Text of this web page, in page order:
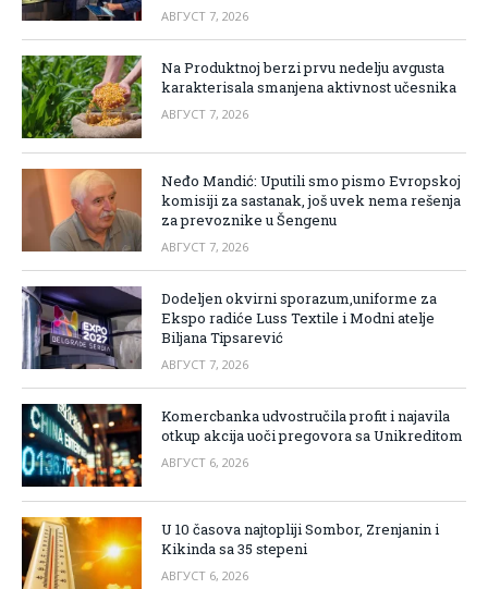
АВГУСТ 7, 2026
Na Produktnoj berzi prvu nedelju avgusta
karakterisala smanjena aktivnost učesnika
АВГУСТ 7, 2026
Neđo Mandić: Uputili smo pismo Evropskoj
komisiji za sastanak, još uvek nema rešenja
za prevoznike u Šengenu
АВГУСТ 7, 2026
Dodeljen okvirni sporazum,uniforme za
Ekspo radiće Luss Textile i Modni atelje
Biljana Tipsarević
АВГУСТ 7, 2026
Komercbanka udvostručila profit i najavila
otkup akcija uoči pregovora sa Unikreditom
АВГУСТ 6, 2026
U 10 časova najtopliji Sombor, Zrenjanin i
Kikinda sa 35 stepeni
АВГУСТ 6, 2026